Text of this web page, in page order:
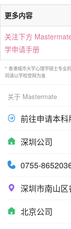
更多内容
关注下方
学申请手册
* 香港城市大学心理学硕士专业
同请以学校官网为准
关于 Mastermate
前往申请本科
深圳公司
0755-
深圳市南山
北京公司